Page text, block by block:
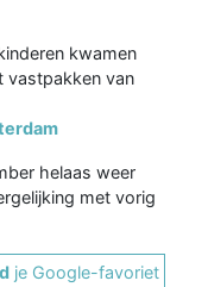
kwamen
vastpakken van
helaas weer
met vorig
je Google-favoriet